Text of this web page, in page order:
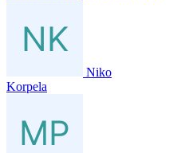
Niko
Korpela